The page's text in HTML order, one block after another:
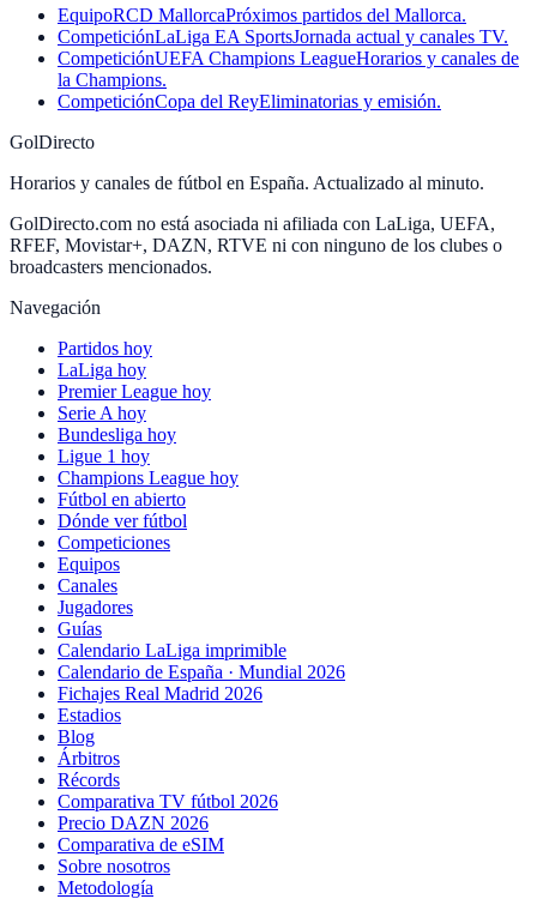
EquipoRCD MallorcaPróximos partidos del Mallorca.
CompeticiónLaLiga EA SportsJornada actual y canales TV.
CompeticiónUEFA Champions LeagueHorarios y canales de
la Champions.
CompeticiónCopa del ReyEliminatorias y emisión.
GolDirecto
Horarios y canales de fútbol en España. Actualizado al minuto.
GolDirecto.com no está asociada ni afiliada con LaLiga, UEFA,
RFEF, Movistar+, DAZN, RTVE ni con ninguno de los clubes o
broadcasters mencionados.
Navegación
Partidos hoy
LaLiga hoy
Premier League hoy
Serie A hoy
Bundesliga hoy
Ligue 1 hoy
Champions League hoy
Fútbol en abierto
Dónde ver fútbol
Competiciones
Equipos
Canales
Jugadores
Guías
Calendario LaLiga imprimible
Calendario de España · Mundial 2026
Fichajes Real Madrid 2026
Estadios
Blog
Árbitros
Récords
Comparativa TV fútbol 2026
Precio DAZN 2026
Comparativa de eSIM
Sobre nosotros
Metodología